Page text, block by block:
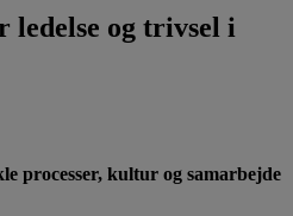
ledelse og trivsel i
processer, kultur og samarbejde